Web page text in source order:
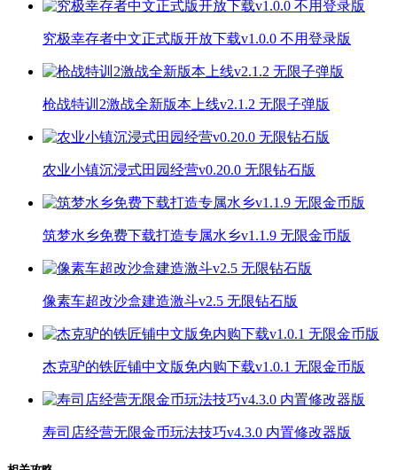
究极幸存者中文正式版开放下载v1.0.0 不用登录版
枪战特训2激战全新版本上线v2.1.2 无限子弹版
农业小镇沉浸式田园经营v0.20.0 无限钻石版
筑梦水乡免费下载打造专属水乡v1.1.9 无限金币版
像素车超改沙盒建造激斗v2.5 无限钻石版
杰克驴的铁匠铺中文版免内购下载v1.0.1 无限金币版
寿司店经营无限金币玩法技巧v4.3.0 内置修改器版